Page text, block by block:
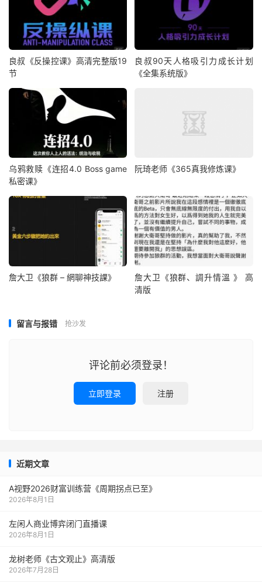
良叔《反操控课》高清完整版19
节
良叔90天人格吸引力成长计划
《全集系统版》
乌鸦救赎《连招4.0 Boss game
私密课》
阮琦老师《365真我修炼课》
詹大卫《狼群 – 網聊神技課》
詹大卫《狼群、調升情‬溫 》 高
清版
留言与报错 抢沙发
评论前必须登录！
立即登录 注册
近期文章
A视野2026财富训练营《周期拐点已至》
2026年8月1日
左闲人商业博弈闭门直播课
2026年8月1日
龙树老师《古文观止》高清版
2026年7月28日